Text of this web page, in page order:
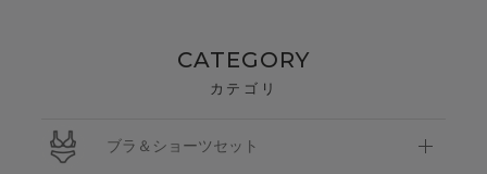
CATEGORY
カテゴリ
ブラ＆ショーツセット